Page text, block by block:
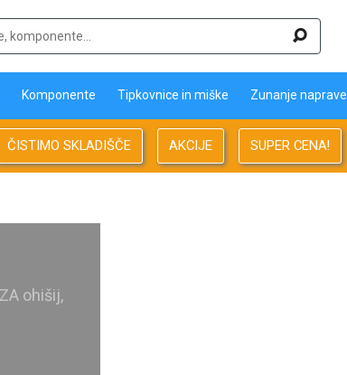
Komponente Tipkovnice in miške Zunanje naprave
ČISTIMO SKLADIŠČE AKCIJE SUPER CENA!